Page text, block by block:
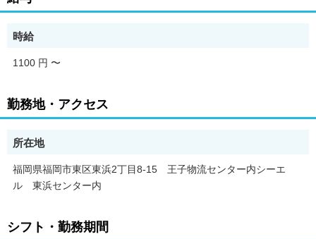
時給
1100 円 〜
勤務地・アクセス
所在地
福岡県福岡市東区東浜2丁目8-15 王子物流センター内シーエ
ル 東浜センター内
シフト・勤務期間